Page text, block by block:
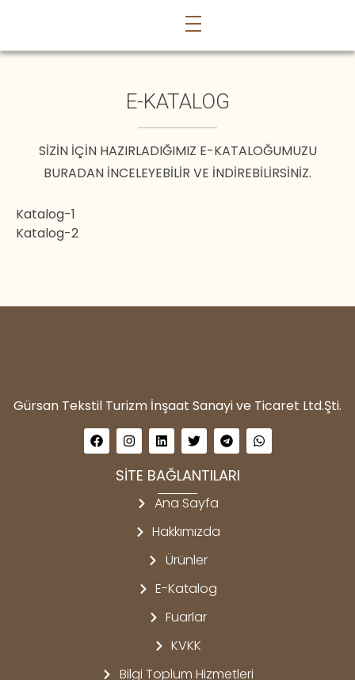
E-KATALOG
SIZIN IÇIN HAZIRLADIĞIMIZ E-KATALOĞUMUZU
BURADAN INCELEYEBILIR VE INDIREBILIRSINIZ.
Katalog-1
Katalog-2
Gürsan Tekstil Turizm İnşaat Sanayi ve Ticaret Ltd.Şti.
SİTE BAĞLANTILARI
Ana Sayfa
Hakkımızda
Ürünler
E-Katalog
Fuarlar
KVKK
Bilgi Toplum Hizmetleri